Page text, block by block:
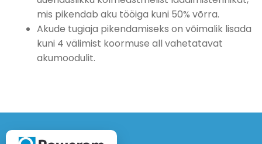
mis pikendab aku tööiga kuni 50% võrra.
Akude tugiaja pikendamiseks on võimalik lisada
kuni 4 välimist koormuse all vahetatavat
akumoodulit.